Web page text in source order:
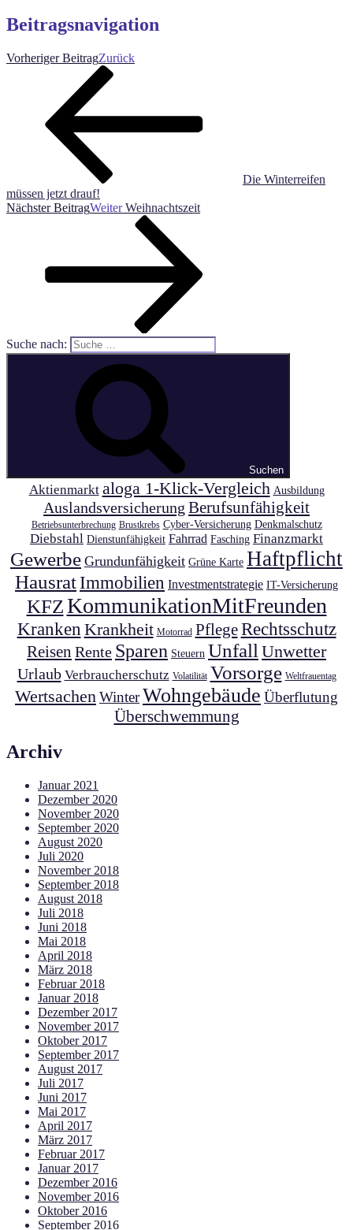
Beitragsnavigation
Vorheriger BeitragZurück
Die Winterreifen
müssen jetzt drauf!
Nächster BeitragWeiter Weihnachtszeit
Suche nach:
Suchen
Aktienmarkt aloga 1-Klick-Vergleich Ausbildung
Auslandsversicherung Berufsunfähigkeit
Betriebsunterbrechung Brustkrebs Cyber-Versicherung Denkmalschutz
Diebstahl Dienstunfähigkeit Fahrrad Fasching Finanzmarkt
Gewerbe Grundunfähigkeit Grüne Karte Haftpflicht
HausratImmobilien Investmentstrategie IT-Versicherung
KFZKommunikationMitFreunden
Kranken Krankheit Motorrad Pflege Rechtsschutz
Reisen Rente Sparen Steuern Unfall Unwetter
Urlaub Verbraucherschutz Volatilität Vorsorge Weltfrauentag
WertsachenWinterWohngebäude Überflutung
Überschwemmung
Archiv
Januar 2021
Dezember 2020
November 2020
September 2020
August 2020
Juli 2020
November 2018
September 2018
August 2018
Juli 2018
Juni 2018
Mai 2018
April 2018
März 2018
Februar 2018
Januar 2018
Dezember 2017
November 2017
Oktober 2017
September 2017
August 2017
Juli 2017
Juni 2017
Mai 2017
April 2017
März 2017
Februar 2017
Januar 2017
Dezember 2016
November 2016
Oktober 2016
September 2016